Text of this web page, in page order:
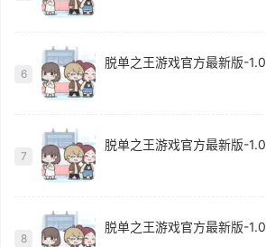
6
脱单之王游戏官方最新版-1.0
7
脱单之王游戏官方最新版-1.0
8
脱单之王游戏官方最新版-1.0